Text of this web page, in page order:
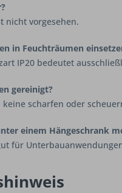
nicht vorgesehen.
in Feuchträumen
IP20 bedeutet
gereinigt?
scharfen oder
einem Hängeschrank
für